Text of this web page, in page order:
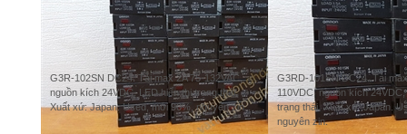
G3R-102SN DC24. Tải max 2A 75-132VAC,
nguồn kích 24VDC, LED hiển thị trạng thái.
Xuất xứ: Japan. Used, mới 90%, nguyên zin.
G3RD-101SN DC24. Tải
110VDC, nguồn kích
trạng thái. Xuất xứ: Japan.
nguyên zin.